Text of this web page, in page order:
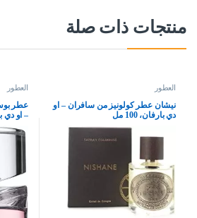
منتجات ذات صلة
العطور
نيشان عطر كولونيز من سافران – او
دي بارفان، 100 مل
العطور
عطر
– او دي